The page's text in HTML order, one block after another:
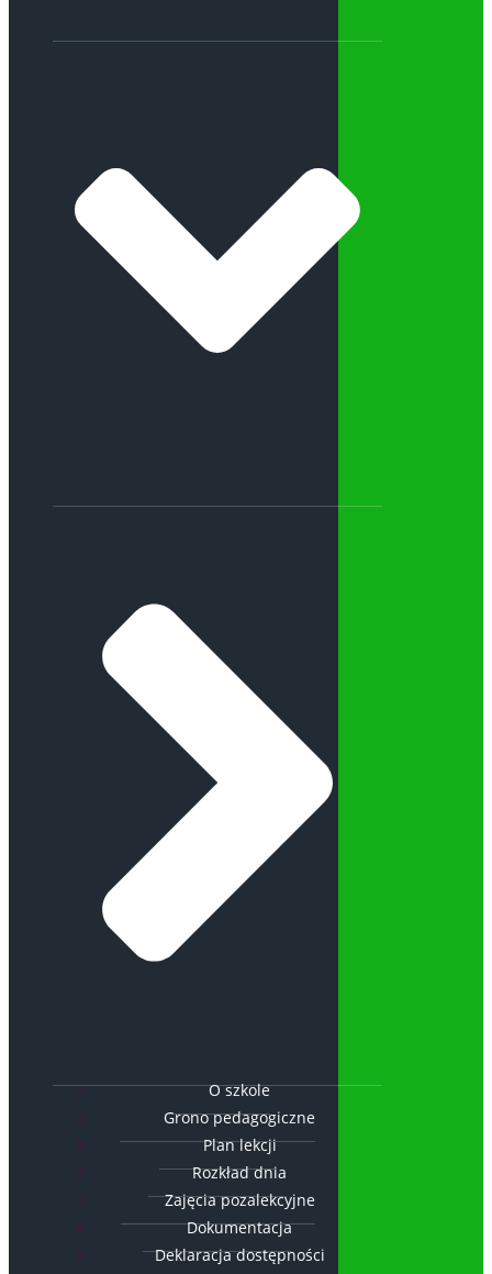
O szkole
Grono pedagogiczne
Plan lekcji
Rozkład dnia
Zajęcia pozalekcyjne
Dokumentacja
Deklaracja dostępności